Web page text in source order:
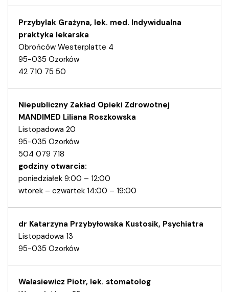
Przybylak Grażyna, lek. med. Indywidualna
praktyka lekarska
Obrońców Westerplatte 4
95-035 Ozorków
42 710 75 50
Niepubliczny Zakład Opieki Zdrowotnej
MANDIMED Liliana Roszkowska
Listopadowa 20
95-035 Ozorków
504 079 718
godziny otwarcia:
poniedziałek 9:00 – 12:00
wtorek – czwartek 14:00 – 19:00
dr Katarzyna Przybyłowska Kustosik, Psychiatra
Listopadowa 13
95-035 Ozorków
Walasiewicz Piotr, lek. stomatolog